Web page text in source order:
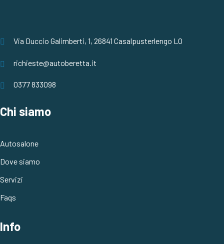
Via Duccio Galimberti, 1, 26841 Casalpusterlengo LO
richieste@autoberetta.it
0377 833098
Chi siamo
Autosalone
Dove siamo
Servizi
Faqs
Info